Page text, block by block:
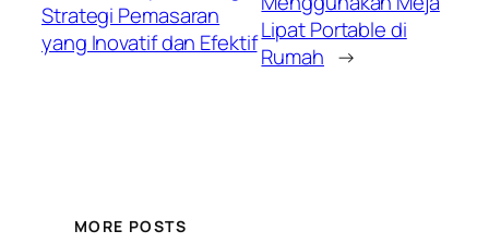
Strategi Pemasaran
yang Inovatif dan EfektifLipat Portable di
Rumah →
MORE POSTS